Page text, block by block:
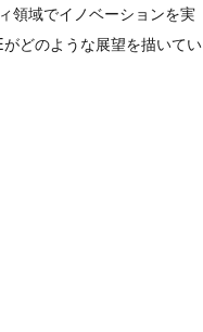
領域でイノベーションを実
どのような展望を描いてい